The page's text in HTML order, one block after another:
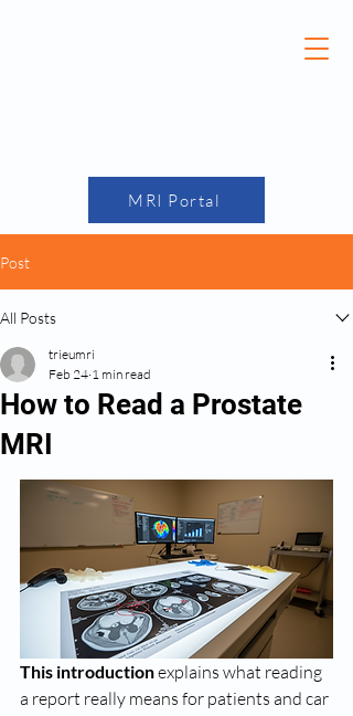
MRI Portal
Post
All Posts
How to Read a Prostate
MRI
trieumri
Feb 24 1 min read
This introduction explains what reading
a report really means for patients and car